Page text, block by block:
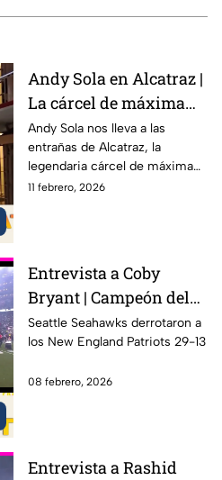
Andy Sola en Alcatraz |
La cárcel de máxima
seguridad que encerró
a Al Capone | Sola al
Super Bowl
Andy Sola nos lleva a las
entrañas de Alcatraz, la
legendaria cárcel de máxima
seguridad ubicada en San
11 febrero, 2026
Entrevista a Coby
Bryant | Campeón del
Super Bowl LX con los
Seahawks
Seattle Seahawks derrotaron a
los New England Patriots 29-13
08 febrero, 2026
Entrevista a Rashid